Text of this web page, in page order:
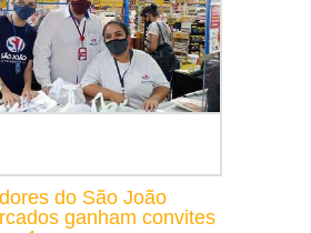
do São João
ganham convites